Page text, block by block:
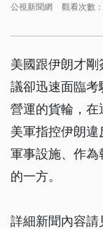
公視新聞網 觀看次數
美國跟伊朗才
議卻迅速面臨
營運的貨輪，在
美軍指控伊朗
軍事設施、作為
的一方。
詳細新聞內容請